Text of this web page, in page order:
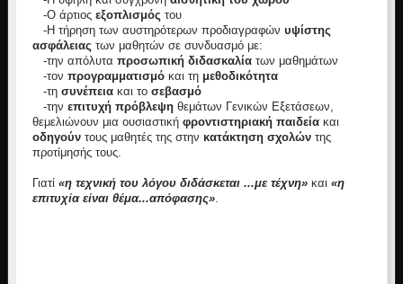
-Ο άρτιος εξοπλισμός του
-Η τήρηση των αυστηρότερων προδιαγραφών υψίστης
ασφάλειας των μαθητών σε συνδυασμό με:
-την απόλυτα προσωπική διδασκαλίατων μαθημάτων
-τον προγραμματισμόκαι τη μεθοδικότητα
-τη συνέπειακαι το σεβασμό
-την επιτυχή πρόβλεψηθεμάτων Γενικών Εξετάσεων,
θεμελιώνουν μια ουσιαστική φροντιστηριακή παιδείακαι
οδηγούντους μαθητές της στην κατάκτηση σχολώντης
προτίμησής τους.
Γιατί «η τεχνική του λόγου διδάσκεται ...με τέχνη»και «η
επιτυχία είναι θέμα...απόφασης».